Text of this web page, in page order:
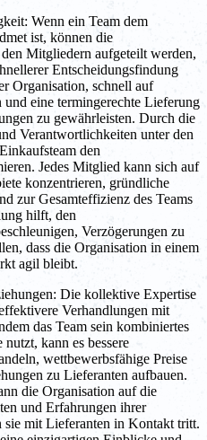
Wenn ein Team dem
ist, können die
Mitgliedern aufgeteilt werden,
Entscheidungsfindung
Organisation, schnell auf
und eine termingerechte Lieferung
zu gewährleisten. Durch die
Verantwortlichkeiten unter den
den
Jedes Mitglied kann sich auf
konzentrieren, gründliche
zur Gesamteffizienz des Teams
hilft, den
Verzögerungen zu
dass die Organisation in einem
agil bleibt.
Die kollektive Expertise
Verhandlungen mit
das Team sein kombiniertes
kann es bessere
wettbewerbsfähige Preise
zu Lieferanten aufbauen.
die Organisation auf die
und Erfahrungen ihrer
mit Lieferanten in Kontakt tritt.